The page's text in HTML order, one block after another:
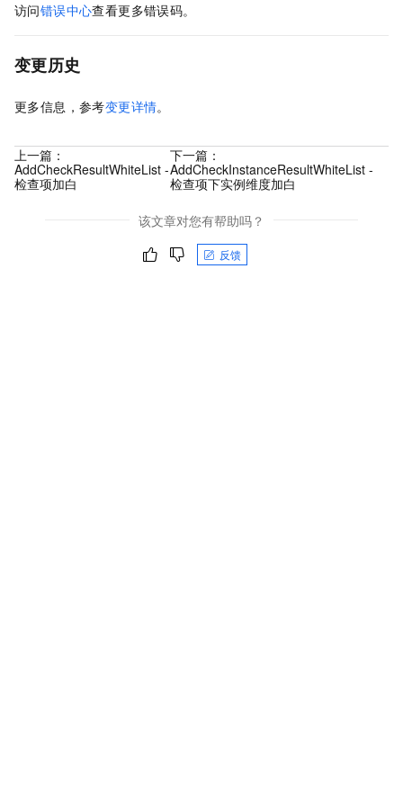
访问错误中心查看更多错误码。
变更历史
更多信息，参考变更详情。
上一篇：
AddCheckResultWhiteList -
检查项加白
下一篇：
AddCheckInstanceResultWhiteList -
检查项下实例维度加白
该文章对您有帮助吗？
反馈